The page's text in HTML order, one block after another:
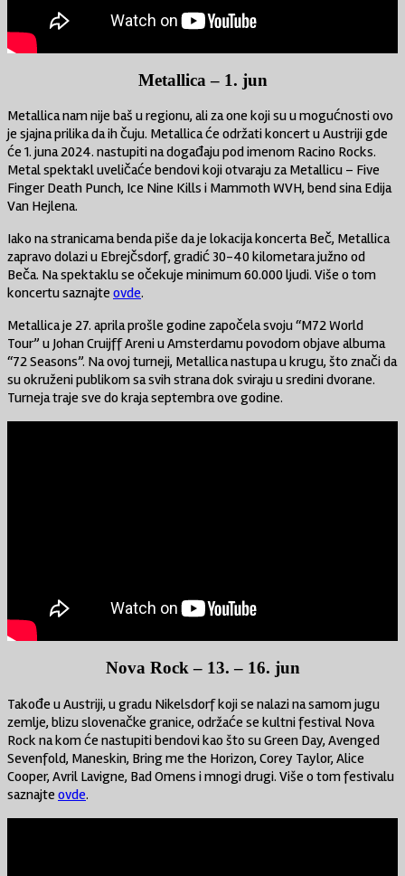
Metallica – 1. jun
Metallica nam nije baš u regionu, ali za one koji su u mogućnosti ovo
je sjajna prilika da ih čuju. Metallica će održati koncert u Austriji gde
će 1. juna 2024. nastupiti na događaju pod imenom Racino Rocks.
Metal spektakl uveličaće bendovi koji otvaraju za Metallicu – Five
Finger Death Punch, Ice Nine Kills i Mammoth WVH, bend sina Edija
Van Hejlena.
Iako na stranicama benda piše da je lokacija koncerta Beč, Metallica
zapravo dolazi u Ebrejčsdorf, gradić 30-40 kilometara južno od
Beča. Na spektaklu se očekuje minimum 60.000 ljudi. Više o tom
koncertu saznajte ovde.
Metallica je 27. aprila prošle godine započela svoju “M72 World
Tour” u Johan Cruijff Areni u Amsterdamu povodom objave albuma
“72 Seasons”. Na ovoj turneji, Metallica nastupa u krugu, što znači da
su okruženi publikom sa svih strana dok sviraju u sredini dvorane.
Turneja traje sve do kraja septembra ove godine.
Nova Rock – 13. – 16. jun
Takođe u Austriji, u gradu Nikelsdorf koji se nalazi na samom jugu
zemlje, blizu slovenačke granice, održaće se kultni festival Nova
Rock na kom će nastupiti bendovi kao što su Green Day, Avenged
Sevenfold, Maneskin, Bring me the Horizon, Corey Taylor, Alice
Cooper, Avril Lavigne, Bad Omens i mnogi drugi. Više o tom festivalu
saznajte ovde.